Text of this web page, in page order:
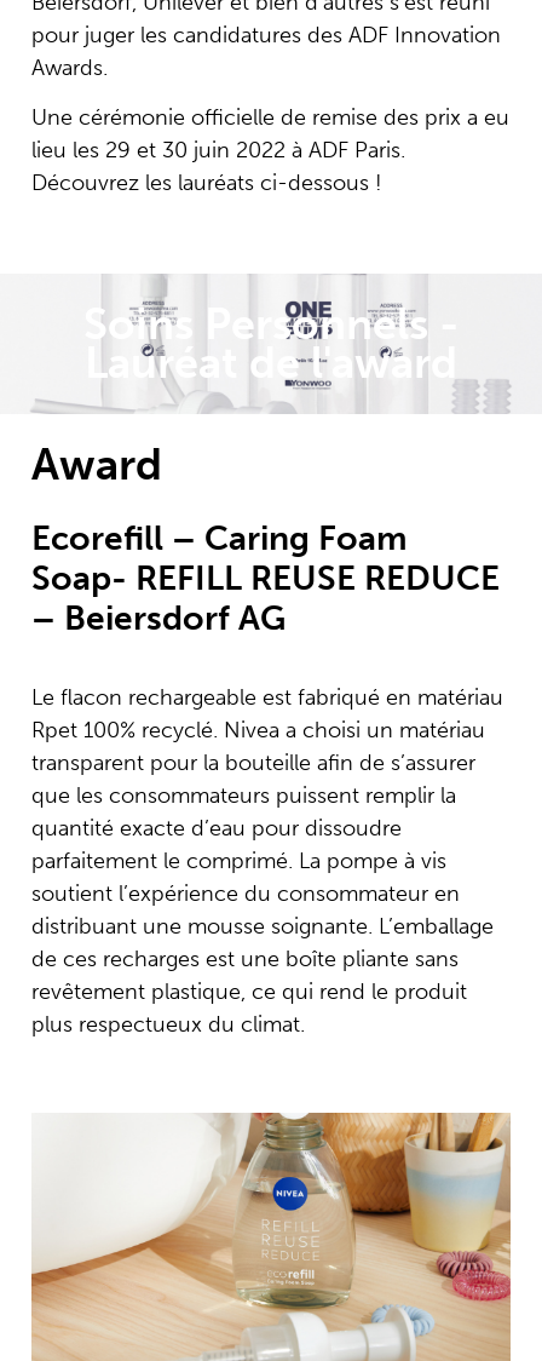
pour juger les candidatures des ADF Innovation
Awards.
Une cérémonie officielle de remise des prix a eu
lieu les 29 et 30 juin 2022 à ADF Paris.
Découvrez les lauréats ci-dessous !
Soins Personnels -
Lauréat de l'award
Award
Ecorefill – Caring Foam
Soap- REFILL REUSE REDUCE
– Beiersdorf AG
Le flacon rechargeable est fabriqué en matériau
Rpet 100% recyclé. Nivea a choisi un matériau
transparent pour la bouteille afin de s’assurer
que les consommateurs puissent remplir la
quantité exacte d’eau pour dissoudre
parfaitement le comprimé. La pompe à vis
soutient l’expérience du consommateur en
distribuant une mousse soignante. L’emballage
de ces recharges est une boîte pliante sans
revêtement plastique, ce qui rend le produit
plus respectueux du climat.